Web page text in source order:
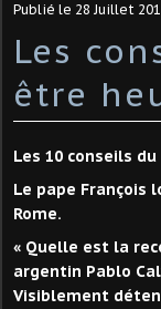
Publié le 28 Juillet
Les
être
Les 10 conseils
Le pape François
Rome.
« Quelle est la
argentin Pablo
Visiblement